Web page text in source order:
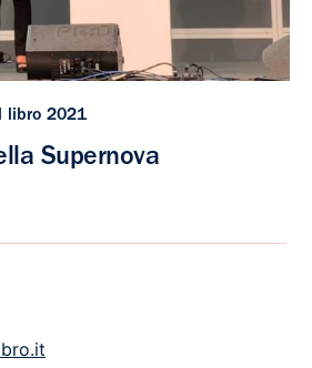
libro 2021
Supernova